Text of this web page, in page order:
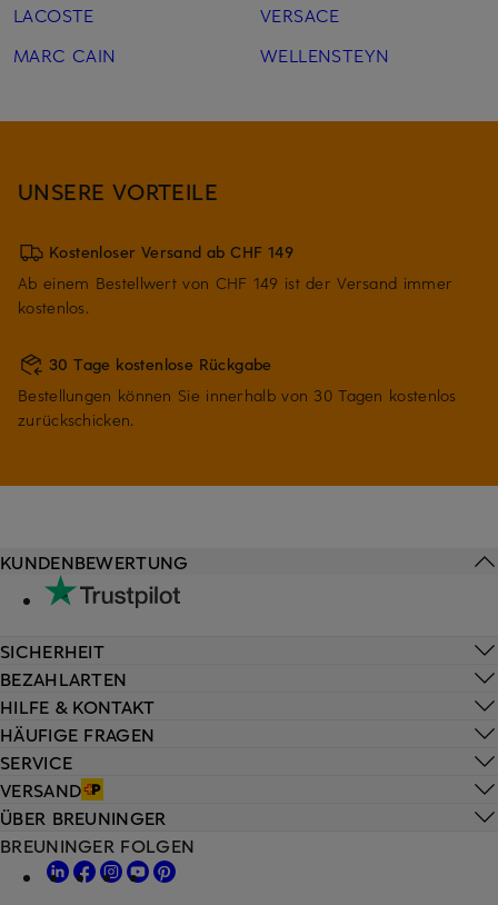
LACOSTE
MARC CAIN
VERSACE
WELLENSTEYN
UNSERE VORTEILE
Kostenloser Versand ab CHF 149
Ab einem Bestellwert von CHF 149 ist der Versand immer
kostenlos.
30 Tage kostenlose Rückgabe
Bestellungen können Sie innerhalb von 30 Tagen kostenlos
zurückschicken.
HILFE & KONTAKT
HÄUFIGE FRAGEN
SERVICE
VERSAND
KUNDENBEWERTUNG
SICHERHEIT
BEZAHLARTEN
ÜBER BREUNINGER
BREUNINGER FOLGEN